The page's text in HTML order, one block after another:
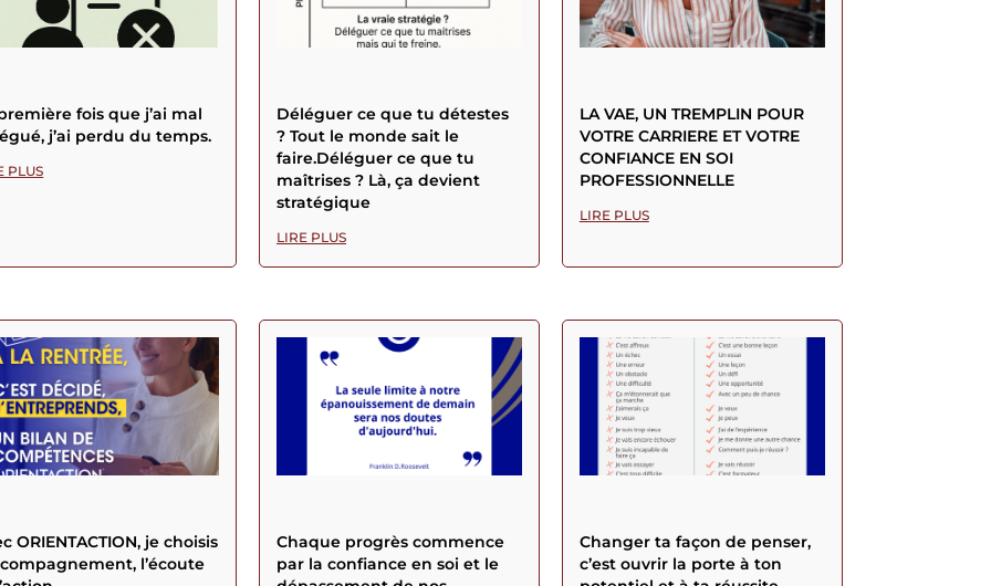
fois que j’ai mal
j’ai perdu du temps.
PLUS
Déléguer ce que tu détestes
? Tout le monde sait le
faire.Déléguer ce que tu
maîtrises ? Là, ça devient
stratégique
LIRE PLUS
LA VAE, UN TREMPLIN POUR
VOTRE CARRIERE ET VOTRE
CONFIANCE EN SOI
PROFESSIONNELLE
LIRE PLUS
ORIENTACTION, je choisis
l’écoute
Chaque progrès commence
par la confiance en soi et le
Changer ta façon de penser,
c’est ouvrir la porte à ton